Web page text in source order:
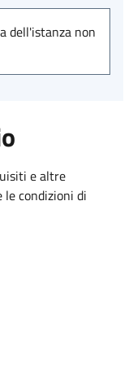
dell'istanza non
e altre
condizioni di